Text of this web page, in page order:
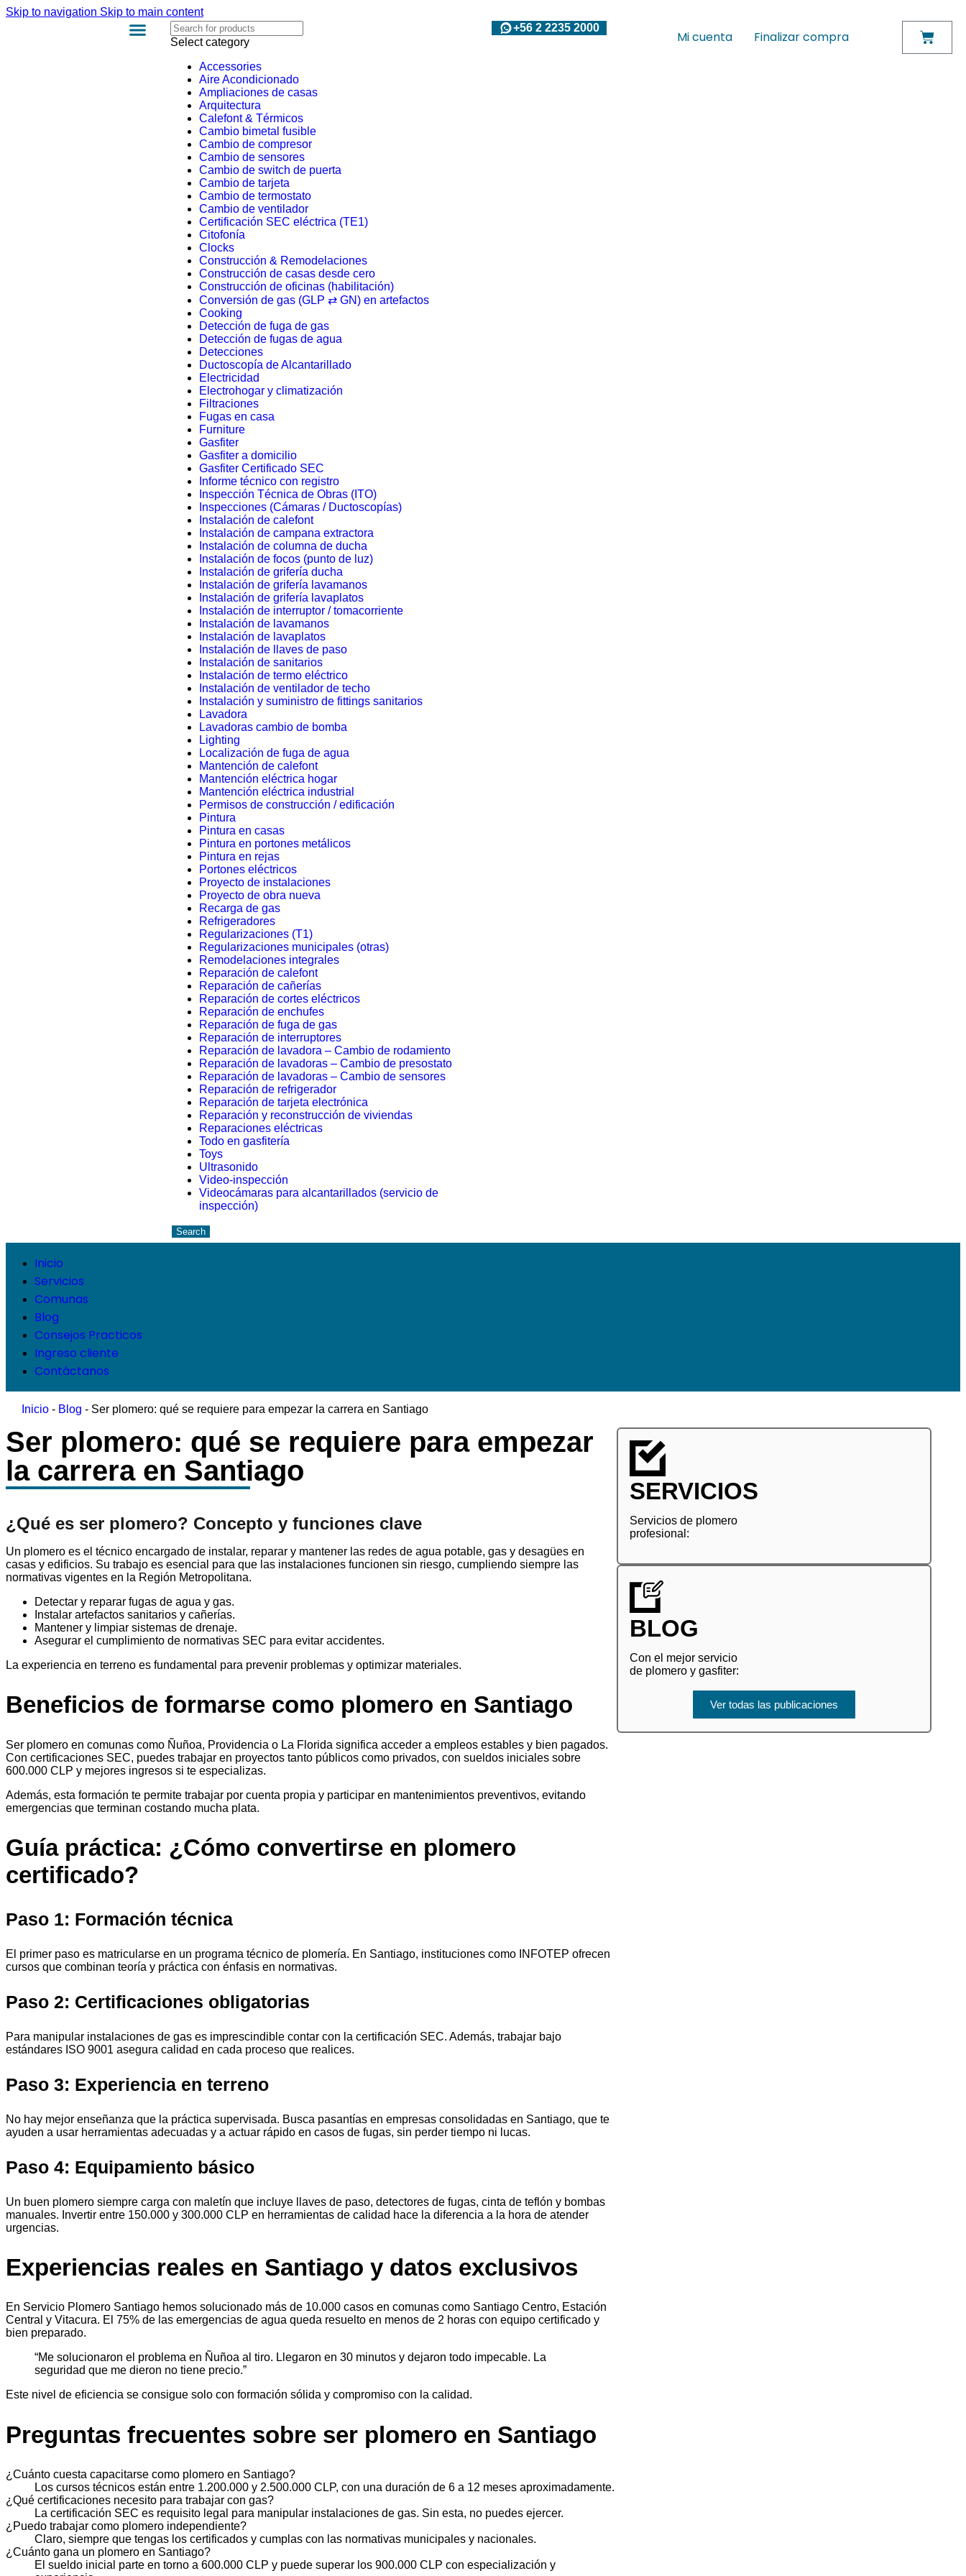
Skip to navigation Skip to main content
Select category
Accessories
Aire Acondicionado
Ampliaciones de casas
Arquitectura
Calefont & Térmicos
Cambio bimetal fusible
Cambio de compresor
Cambio de sensores
Cambio de switch de puerta
Cambio de tarjeta
Cambio de termostato
Cambio de ventilador
Certificación SEC eléctrica (TE1)
Citofonía
Clocks
Construcción & Remodelaciones
Construcción de casas desde cero
Construcción de oficinas (habilitación)
Conversión de gas (GLP ⇄ GN) en artefactos
Cooking
Detección de fuga de gas
Detección de fugas de agua
Detecciones
Ductoscopía de Alcantarillado
Electricidad
Electrohogar y climatización
Filtraciones
Fugas en casa
Furniture
Gasfiter
Gasfiter a domicilio
Gasfiter Certificado SEC
Informe técnico con registro
Inspección Técnica de Obras (ITO)
Inspecciones (Cámaras / Ductoscopías)
Instalación de calefont
Instalación de campana extractora
Instalación de columna de ducha
Instalación de focos (punto de luz)
Instalación de grifería ducha
Instalación de grifería lavamanos
Instalación de grifería lavaplatos
Instalación de interruptor / tomacorriente
Instalación de lavamanos
Instalación de lavaplatos
Instalación de llaves de paso
Instalación de sanitarios
Instalación de termo eléctrico
Instalación de ventilador de techo
Instalación y suministro de fittings sanitarios
Lavadora
Lavadoras cambio de bomba
Lighting
Localización de fuga de agua
Mantención de calefont
Mantención eléctrica hogar
Mantención eléctrica industrial
Permisos de construcción / edificación
Pintura
Pintura en casas
Pintura en portones metálicos
Pintura en rejas
Portones eléctricos
Proyecto de instalaciones
Proyecto de obra nueva
Recarga de gas
Refrigeradores
Regularizaciones (T1)
Regularizaciones municipales (otras)
Remodelaciones integrales
Reparación de calefont
Reparación de cañerías
Reparación de cortes eléctricos
Reparación de enchufes
Reparación de fuga de gas
Reparación de interruptores
Reparación de lavadora – Cambio de rodamiento
Reparación de lavadoras – Cambio de presostato
Reparación de lavadoras – Cambio de sensores
Reparación de refrigerador
Reparación de tarjeta electrónica
Reparación y reconstrucción de viviendas
Reparaciones eléctricas
Todo en gasfitería
Toys
Ultrasonido
Video-inspección
Videocámaras para alcantarillados (servicio de
inspección)
Search
+56 2 2235 2000
Mi cuenta Finalizar compra
Inicio
Servicios
Comunas
Blog
Consejos Practicos
Ingreso cliente
Contáctanos
Inicio - Blog - Ser plomero: qué se requiere para empezar la carrera en Santiago
Ser plomero: qué se requiere para empezar
la carrera en Santiago
¿Qué es ser plomero? Concepto y funciones clave
Un plomero es el técnico encargado de instalar, reparar y mantener las redes de agua potable, gas y desagües en
casas y edificios. Su trabajo es esencial para que las instalaciones funcionen sin riesgo, cumpliendo siempre las
normativas vigentes en la Región Metropolitana.
Detectar y reparar fugas de agua y gas.
Instalar artefactos sanitarios y cañerías.
Mantener y limpiar sistemas de drenaje.
Asegurar el cumplimiento de normativas SEC para evitar accidentes.
La experiencia en terreno es fundamental para prevenir problemas y optimizar materiales.
Beneficios de formarse como plomero en Santiago
Ser plomero en comunas como Ñuñoa, Providencia o La Florida significa acceder a empleos estables y bien pagados.
Con certificaciones SEC, puedes trabajar en proyectos tanto públicos como privados, con sueldos iniciales sobre
600.000 CLP y mejores ingresos si te especializas.
Además, esta formación te permite trabajar por cuenta propia y participar en mantenimientos preventivos, evitando
emergencias que terminan costando mucha plata.
Guía práctica: ¿Cómo convertirse en plomero
certificado?
Paso 1: Formación técnica
El primer paso es matricularse en un programa técnico de plomería. En Santiago, instituciones como INFOTEP ofrecen
cursos que combinan teoría y práctica con énfasis en normativas.
Paso 2: Certificaciones obligatorias
Para manipular instalaciones de gas es imprescindible contar con la certificación SEC. Además, trabajar bajo
estándares ISO 9001 asegura calidad en cada proceso que realices.
Paso 3: Experiencia en terreno
No hay mejor enseñanza que la práctica supervisada. Busca pasantías en empresas consolidadas en Santiago, que te
ayuden a usar herramientas adecuadas y a actuar rápido en casos de fugas, sin perder tiempo ni lucas.
Paso 4: Equipamiento básico
Un buen plomero siempre carga con maletín que incluye llaves de paso, detectores de fugas, cinta de teflón y bombas
manuales. Invertir entre 150.000 y 300.000 CLP en herramientas de calidad hace la diferencia a la hora de atender
urgencias.
Experiencias reales en Santiago y datos exclusivos
En Servicio Plomero Santiago hemos solucionado más de 10.000 casos en comunas como Santiago Centro, Estación
Central y Vitacura. El 75% de las emergencias de agua queda resuelto en menos de 2 horas con equipo certificado y
bien preparado.
“Me solucionaron el problema en Ñuñoa al tiro. Llegaron en 30 minutos y dejaron todo impecable. La
seguridad que me dieron no tiene precio.”
Este nivel de eficiencia se consigue solo con formación sólida y compromiso con la calidad.
Preguntas frecuentes sobre ser plomero en Santiago
¿Cuánto cuesta capacitarse como plomero en Santiago?
Los cursos técnicos están entre 1.200.000 y 2.500.000 CLP, con una duración de 6 a 12 meses aproximadamente.
¿Qué certificaciones necesito para trabajar con gas?
La certificación SEC es requisito legal para manipular instalaciones de gas. Sin esta, no puedes ejercer.
¿Puedo trabajar como plomero independiente?
Claro, siempre que tengas los certificados y cumplas con las normativas municipales y nacionales.
¿Cuánto gana un plomero en Santiago?
El sueldo inicial parte en torno a 600.000 CLP y puede superar los 900.000 CLP con especialización y
SERVICIOS
Servicios de plomero
profesional:
BLOG
Con el mejor servicio
de plomero y gasfiter:
Ver todas las publicaciones